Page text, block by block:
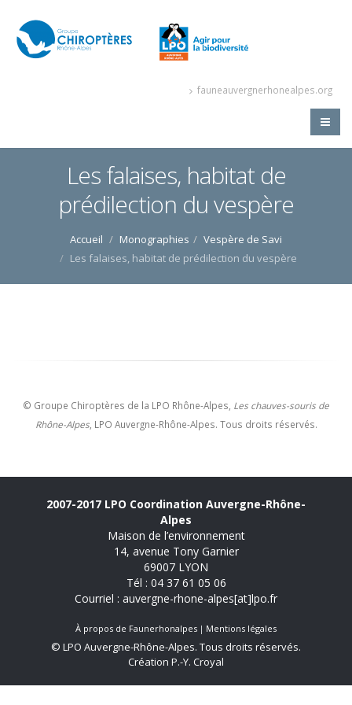
fauneauvergnerhonealpes.org
Les falaises, habitat de
prédilection du vespère
Accueil Monographies
Vespère de Savi
Les falaises, habitat de prédilection du vespère
© Groupe Chiroptères de la LPO Rhône-Alpes, Les chauves-souris de
Rhône-Alpes, LPO Auvergne-Rhône-Alpes. Tous droits réservés.
2007-2017 LPO Coordination Auvergne-Rhône-
Alpes
Maison de l’environnement
14, avenue Tony Garnier
69007 LYON
Tél : 04 37 61 05 06
Courriel : auvergne-rhone-alpes[at]lpo.fr
À propos de Faunerhonalpes Mentions légales
© LPO Auvergne-Rhône-Alpes. Tous droits réservés.
Création P.-Y. Croyal